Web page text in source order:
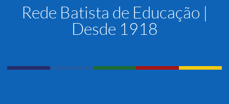
Rede Batista de Educação |
Desde 1918